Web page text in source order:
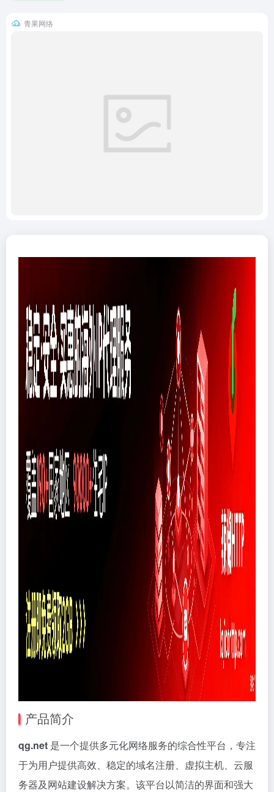
青果网络
产品简介
qg.net 是一个提供多元化网络服务的综合性平台，专注
于为用户提供高效、稳定的域名注册、虚拟主机、云服
务器及网站建设解决方案。该平台以简洁的界面和强大